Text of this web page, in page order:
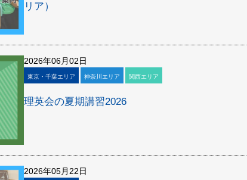
リア）
2026年06月02日
東京・千葉エリア 神奈川エリア 関西エリア
理英会の夏期講習2026
2026年05月22日